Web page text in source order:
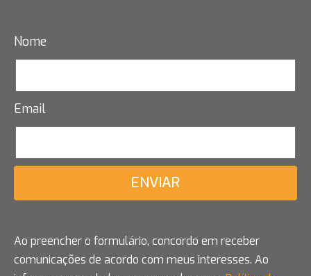
Nome
Email
ENVIAR
Ao preencher o formulário, concordo em receber
comunicações de acordo com meus interesses. Ao